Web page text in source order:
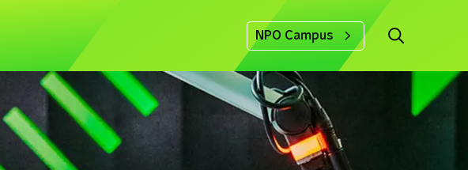
NPO Campus